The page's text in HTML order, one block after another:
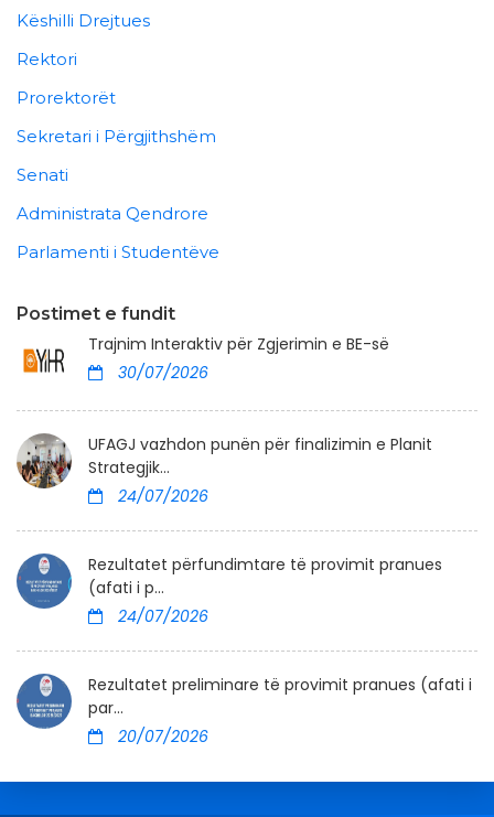
Këshilli Drejtues
Rektori
Prorektorët
Sekretari i Përgjithshëm
Senati
Administrata Qendrore
Parlamenti i Studentëve
Postimet e fundit
Trajnim Interaktiv për Zgjerimin e BE-së
30/07/2026
UFAGJ vazhdon punën për finalizimin e Planit
Strategjik...
24/07/2026
Rezultatet përfundimtare të provimit pranues
(afati i p...
24/07/2026
Rezultatet preliminare të provimit pranues (afati i
par...
20/07/2026